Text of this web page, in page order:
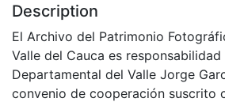
Description
El Archivo del Patrimonio
Valle del Cauca es
Departamental del Valle Jorge
convenio de cooperación suscrito